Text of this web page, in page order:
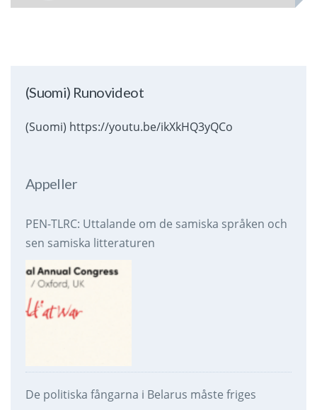
(Suomi) Runovideot
(Suomi) https://youtu.be/ikXkHQ3yQCo
Appeller
PEN-TLRC: Uttalande om de samiska språken och
sen samiska litteraturen
De politiska fångarna i Belarus måste friges